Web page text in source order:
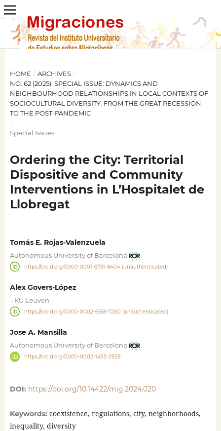
HOME / ARCHIVES /
NO. 62 (2025): SPECIAL ISSUE: DYNAMICS AND
NEIGHBOURHOOD RELATIONSHIPS IN LOCAL CONTEXTS OF
SOCIOCULTURAL DIVERSITY. FROM THE GREAT RECESSION
TO THE POST-PANDEMIC
/
Special Issues
Ordering the City: Territorial
Dispositive and Community
Interventions in L’Hospitalet de
Llobregat
Tomás E. Rojas-Valenzuela
Autonomous University of Barcelona
https://orcid.org/0000-0001-6791-8404 (unauthenticated)
Alex Govers-López
KU Leuven
https://orcid.org/0000-0002-6168-7200 (unauthenticated)
Jose A. Mansilla
Autonomous University of Barcelona
https://orcid.org/0000-0002-1455-2928
DOI: https://doi.org/10.14422/mig.2024.020
Keywords: coexistence, regulations, city, neighborhoods,
inequality, diversity